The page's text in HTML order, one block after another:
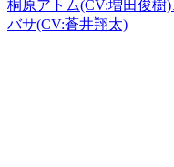
桐原アトム(CV:増田俊樹
バサ(CV:蒼井翔太)